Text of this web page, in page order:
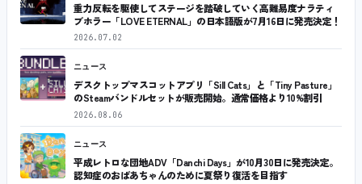
重力反転を駆使してステージを踏破していく高難易度ナラティ
ブホラー「LOVE ETERNAL」の日本語版が7月16日に発売決定！
2026.07.02
ニュース
デスクトップマスコットアプリ「Sill Cats」と「Tiny Pasture」
のSteamバンドルセットが販売開始。通常価格より10%割引
2026.08.06
ニュース
平成レトロな団地ADV「Danchi Days」が10月30日に発売決定。
認知症のおばあちゃんのために夏祭り復活を目指す